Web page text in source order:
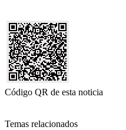
Código QR de esta noticia
Temas relacionados